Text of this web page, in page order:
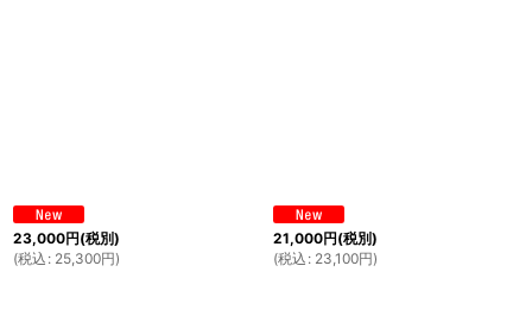
23,000円(税別)
(税込 : 25,300円)
21,000円(税別)
(税込 : 23,100円)